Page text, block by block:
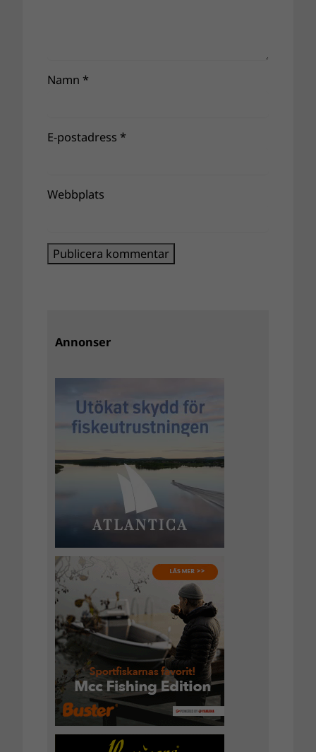
Namn *
E-postadress *
Webbplats
Annonser